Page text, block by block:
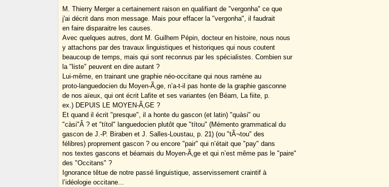
M. Thierry Merger a certainement raison en qualifiant de "vergonha" ce que
j'ai décrit dans mon message. Mais pour effacer la "vergonha", il faudrait
en faire disparaitre les causes.
Avec quelques autres, dont M. Guilhem Pépin, docteur en histoire, nous nous
y attachons par des travaux linguistiques et historiques qui nous coutent
beaucoup de temps, mais qui sont reconnus par les spécialistes. Combien sur
la "liste" peuvent en dire autant ?
Lui-même, en trainant une graphie néo-occitane qui nous ramène au
proto-languedocien du Moyen-Ã‚ge, n’a-t-il pas honte de la graphie gasconne
de nos aïeux, qui ont écrit Lafite et ses variantes (en Béarn, La fiite, p.
ex.) DEPUIS LE MOYEN-Ã‚GE ?
Et quand il écrit "presque", il a honte du gascon (et latin) "quàsi" ou
"càsi"Â ? et "títol" languedocien plutôt que "títou" (Mémento grammatical du
gascon de J.-P. Biraben et J. Salles-Loustau, p. 21) (ou "tÃ¬tou" des
félibres) proprement gascon ? ou encore "pair" qui n’était que "pay" dans
nos textes gascons et béarnais du Moyen-Ã‚ge et qui n’est même pas le "paire"
des "Occitans" ?
Ignorance têtue de notre passé linguistique, asservissement craintif à
l’idéologie occitane...